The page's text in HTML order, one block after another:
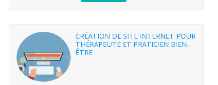
CRÉATION DE SITE INTERNET POUR
THÉRAPEUTE ET PRATICIEN BIEN-
ÊTRE